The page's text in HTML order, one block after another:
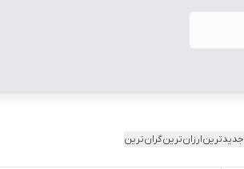
جدیدترینارزان‌ترینگران‌ترین